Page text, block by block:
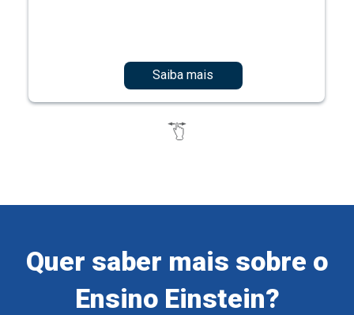
Saiba mais
Quer saber mais sobre o
Ensino Einstein?